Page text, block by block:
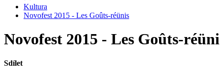
Kultura
Novofest 2015 - Les Goûts-réünis
Novofest 2015 - Les Goûts-
Sdílet